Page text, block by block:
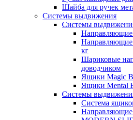
Шайба для ручек
Системы выдвижения
Системы
Направляющие
Направляющие
кг
Шариковые
доводчиком
Ящики Magic
Ящики Mental
Системы
Система
Направляющие